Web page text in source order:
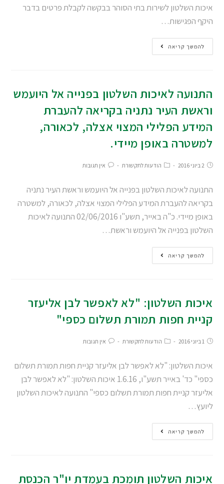
איכות השלטון לשירות בתי הסוהר בבקשה לקבלת פרטים בדבר
היקף הפגישות…
להמשך קריאה
התנועה לאיכות השלטון בפנייה אל היועמש
וראשת העיר נתניה בקריאה להעברת
המידע הפלילי המצוי אצלה, לכאורה,
למשטרה באופן מיידי.
2 ביוני 2016 הודעות לתקשורת אין תגובות
התנועה לאיכות השלטון בפנייה אל היועמש וראשת העיר נתניה
בקריאה להעברת המידע הפלילי המצוי אצלה, לכאורה, למשטרה
באופן מיידי. כ"ה באייר, תשע"ו 02/06/2016 התנועה לאיכות
השלטון בפנייה אל היועמש וראשת…
להמשך קריאה
איכות השלטון: "לא לאפשר לבן אליעזר
קניית חפות תמורת תשלום כספי"
1 ביוני 2016 הודעות לתקשורת אין תגובות
איכות השלטון: "לא לאפשר לבן אליעזר קניית חפות תמורת תשלום
כספי" כד' באייר תשע"ו, 1.6.16 איכות השלטון: "לא לאפשר לבן
אליעזר קניית חפות תמורת תשלום כספי" התנועה לאיכות השלטון
ליועץ…
להמשך קריאה
איכות השלטון תומכת בעמדת יו"ר הכנסת